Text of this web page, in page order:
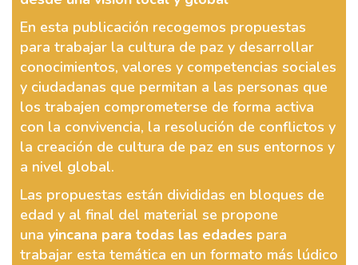
En esta publicación recogemos propuestas
para trabajar la cultura de paz y desarrollar
conocimientos, valores y competencias sociales
y ciudadanas que permitan a las personas que
los trabajen comprometerse de forma activa
con la convivencia, la resolución de conflictos y
la creación de cultura de paz en sus entornos y
a nivel global.
Las propuestas están divididas en bloques de
edad y al final del material se propone
una yincana para todas las edades para
trabajar esta temática en un formato más lúdico